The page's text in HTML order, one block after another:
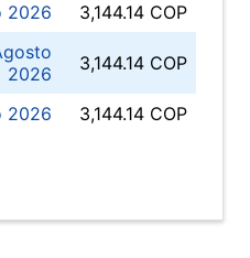
2026
3,144.14 COP
2026
3,144.14 COP
2026 3,144.14 COP